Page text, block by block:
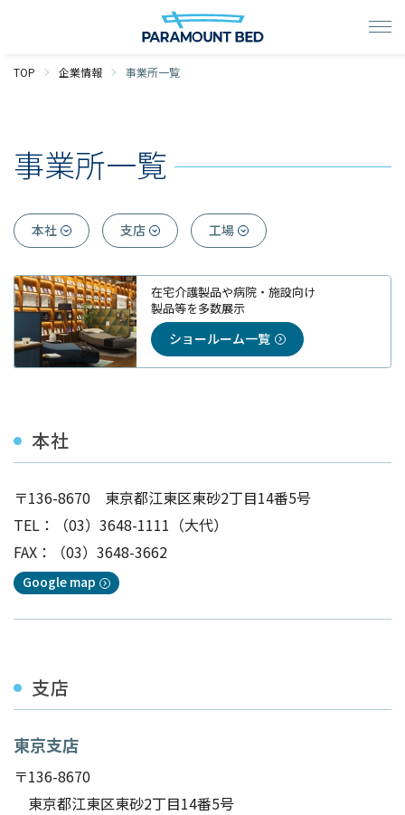
TOP 企業情報 事業所一覧
事業所一覧
本社 支店 工場
在宅介護製品や病院・施設向け
製品等を多数展示
ショールーム一覧
本社
〒136-8670 東京都江東区東砂2丁目14番5号
TEL：
（03）3648-1111 （大代）
FAX：（03）3648-3662
Google map
支店
東京支店
〒136-8670
東京都江東区東砂2丁目14番5号